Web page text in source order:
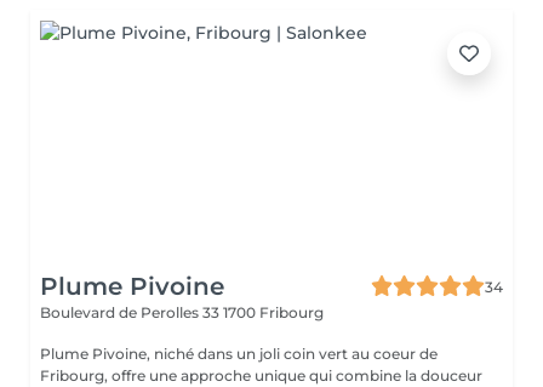
Plume Pivoine
34
Boulevard de Perolles 33 1700 Fribourg
Plume Pivoine, niché dans un joli coin vert au coeur de
Fribourg, offre une approche unique qui combine la douceur